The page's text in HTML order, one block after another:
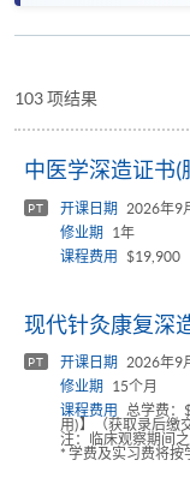
103 项结果
中医学深造证书(
PT 开课日期
2026年9
修业期
1年
课程费用
$19,900
现代针灸康复深
PT 开课日期
2026年9
修业期
15个月
课程费用
总学费：
用)】（获取录后缴
注：临床观察期间
* 学费及实习费将按